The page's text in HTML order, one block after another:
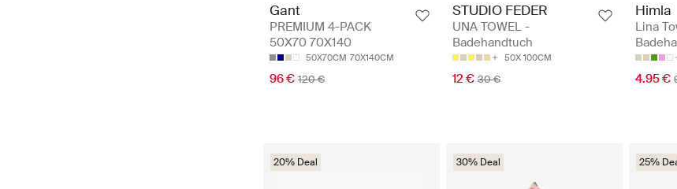
Gant
PREMIUM 4-PACK
50X70 70X140
50X70CM 70X140CM
96 € 120 €
STUDIO FEDER
UNA TOWEL -
Badehandtuch
50X 100CM
12 € 30 €
Himla
Lina
4.95 €
20% Deal 30% Deal 25%